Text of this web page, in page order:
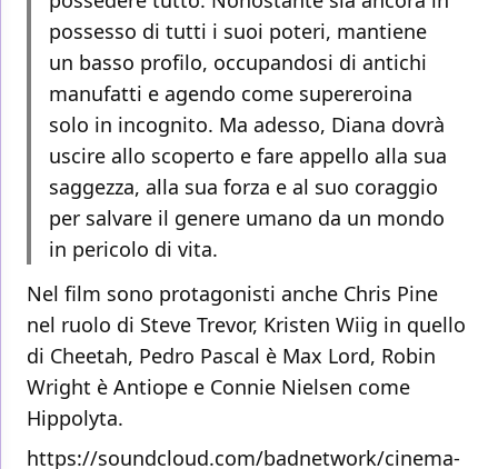
possesso di tutti i suoi poteri, mantiene
un basso profilo, occupandosi di antichi
manufatti e agendo come supereroina
solo in incognito. Ma adesso, Diana dovrà
uscire allo scoperto e fare appello alla sua
saggezza, alla sua forza e al suo coraggio
per salvare il genere umano da un mondo
in pericolo di vita.
Nel film sono protagonisti anche Chris Pine
nel ruolo di Steve Trevor, Kristen Wiig in quello
di Cheetah, Pedro Pascal è Max Lord, Robin
Wright è Antiope e Connie Nielsen come
Hippolyta.
https://soundcloud.com/badnetwork/cinema-